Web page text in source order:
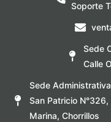
Soporte
Sede
Calle
Sede
San Patricio
Marina, Chorrillos